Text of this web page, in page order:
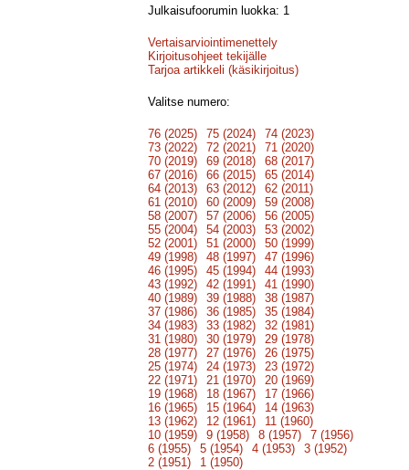
Julkaisufoorumin luokka: 1
Vertaisarviointimenettely
Kirjoitusohjeet tekijälle
Tarjoa artikkeli (käsikirjoitus)
Valitse numero:
76 (2025) 75 (2024)
74 (2023)
73 (2022)
72 (2021)
71 (2020)
70 (2019)
69 (2018)
68 (2017)
67 (2016)
66 (2015)
65 (2014)
64 (2013)
63 (2012)
62 (2011)
61 (2010)
60 (2009)
59 (2008)
58 (2007)
57 (2006)
56 (2005)
55 (2004)
54 (2003)
53 (2002)
52 (2001)
51 (2000)
50 (1999)
49 (1998)
48 (1997)
47 (1996)
46 (1995)
45 (1994)
44 (1993)
43 (1992)
42 (1991)
41 (1990)
40 (1989)
39 (1988)
38 (1987)
37 (1986)
36 (1985)
35 (1984)
34 (1983)
33 (1982)
32 (1981)
31 (1980)
30 (1979)
29 (1978)
28 (1977)
27 (1976)
26 (1975)
25 (1974)
24 (1973)
23 (1972)
22 (1971)
21 (1970)
20 (1969)
19 (1968)
18 (1967)
17 (1966)
16 (1965)
15 (1964)
14 (1963)
13 (1962)
12 (1961)
11 (1960)
10 (1959)
9 (1958) 8 (1957)
7 (1956)
6 (1955)
5 (1954) 4 (1953)
3 (1952)
2 (1951)
1 (1950)